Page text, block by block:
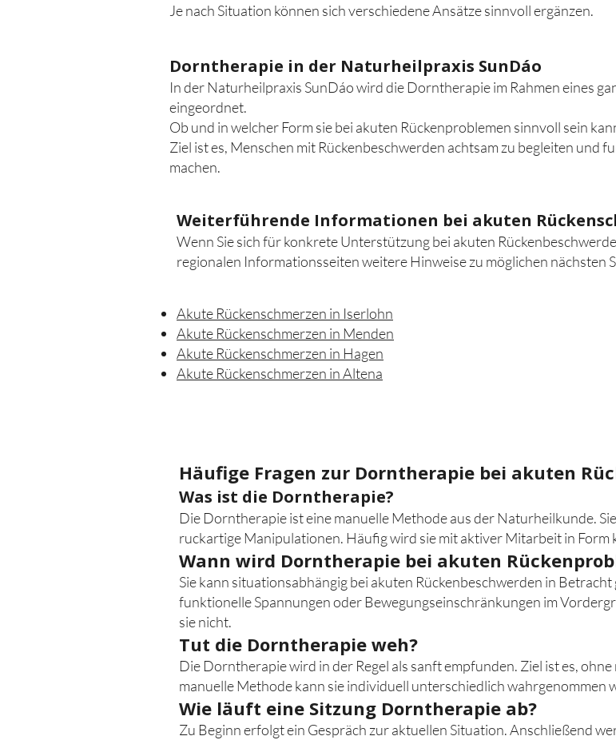
Je nach Situation können sich verschiedene Ansätze sinnvoll ergänzen.
Dorntherapie in der Naturheilpraxis SunDáo
In der Naturheilpraxis SunDáo wird die Dorntherapie im Rahmen eines
eingeordnet.
Ob und in welcher Form sie bei akuten Rückenproblemen sinnvoll sein
Ziel ist es, Menschen mit Rückenbeschwerden achtsam zu begleiten und
machen.
Weiterführende Informationen bei akuten
Wenn Sie sich für konkrete Unterstützung bei akuten
regionalen Informationsseiten weitere Hinweise zu möglichen nächsten
Akute Rückenschmerzen in Iserlohn
Akute Rückenschmerzen in Menden
Akute Rückenschmerzen in Hagen
Akute Rückenschmerzen in Altena
Häufige Fragen zur Dorntherapie bei akuten
Was ist die Dorntherapie?
Die Dorntherapie ist eine manuelle Methode aus der Naturheilkunde.
ruckartige Manipulationen. Häufig wird sie mit aktiver Mitarbeit in Form
Wann wird Dorntherapie bei akuten
Sie kann situationsabhängig bei akuten Rückenbeschwerden in
funktionelle Spannungen oder Bewegungseinschränkungen im
sie nicht.
Tut die Dorntherapie weh?
Die Dorntherapie wird in der Regel als sanft empfunden. Ziel ist es,
manuelle Methode kann sie individuell unterschiedlich wahrgenommen
Wie läuft eine Sitzung Dorntherapie ab?
Zu Beginn erfolgt ein Gespräch zur aktuellen Situation. Anschließend